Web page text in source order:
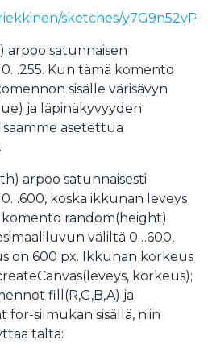
sketches/y7G9n52vP
arpoo satunnaisen
Kun tämä komento
sisälle värisävyn
ja läpinäkyvyyden
asetettua
arpoo satunnaisesti
koska ikkunan leveys
komento random(height)
väliltä 0…600,
on 600 px. Ikkunan korkeus
korkeus);
fill(R,G,B,A) ja
for-silmukan sisällä, niin
tältä: